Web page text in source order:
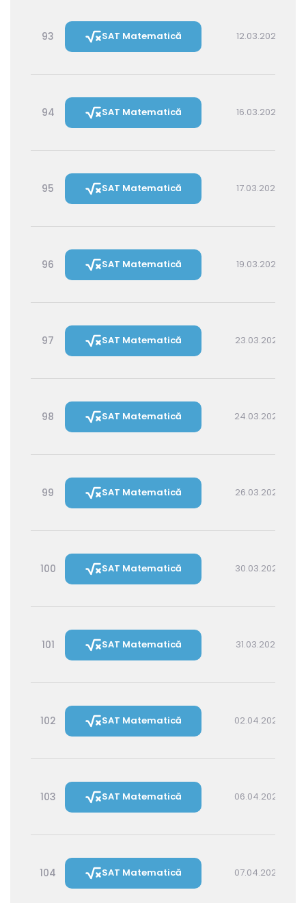
93 SAT Matematică 12.03.2027 16:00
94 SAT Matematică 16.03.2027 16:00
95 SAT Matematică 17.03.2027 14:30
96 SAT Matematică 19.03.2027 16:00
97 SAT Matematică 23.03.2027 16:00
98 SAT Matematică 24.03.2027 14:30
99 SAT Matematică 26.03.2027 16:00
100 SAT Matematică 30.03.2027 16:00
101 SAT Matematică 31.03.2027 14:30
102 SAT Matematică 02.04.2027 16:00
103 SAT Matematică 06.04.2027 16:00
104 SAT Matematică 07.04.2027 14:30